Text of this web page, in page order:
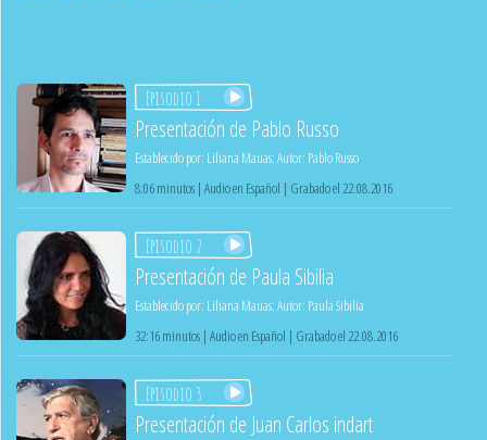
Episodio 1
Presentación de Pablo Russo
Establecido por: Liliana Mauas;Autor: Pablo Russo
8:06 minutos | Audio en Español | Grabado el 22.08.2016
Episodio 2
Presentación de Paula Sibilia
Establecido por: Liliana Mauas;Autor: Paula Sibilia
32:16 minutos | Audio en Español | Grabado el 22.08.2016
Episodio 3
Presentación de Juan Carlos indart